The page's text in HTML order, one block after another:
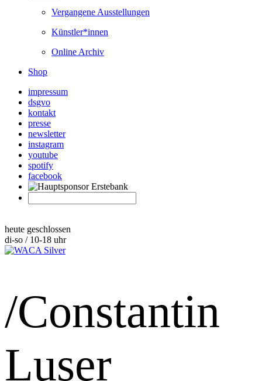
Vergangene Ausstellungen
Künstler*innen
Online Archiv
Shop
impressum
dsgvo
kontakt
presse
newsletter
instagram
youtube
spotify
facebook
heute geschlossen
di-so / 10-18 uhr
/Constantin
Luser